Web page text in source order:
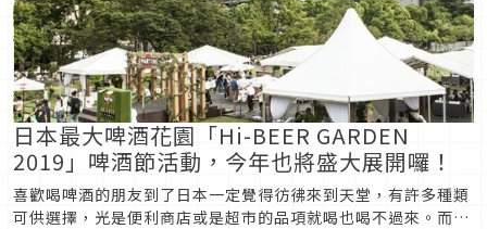
日本最大啤酒花園「Hi-BEER GARDEN
2019」啤酒節活動，今年也將盛大展開囉！
喜歡喝啤酒的朋友到了日本一定覺得彷彿來到天堂，有許多種類
可供選擇，光是便利商店或是超市的品項就喝也喝不過來。而對